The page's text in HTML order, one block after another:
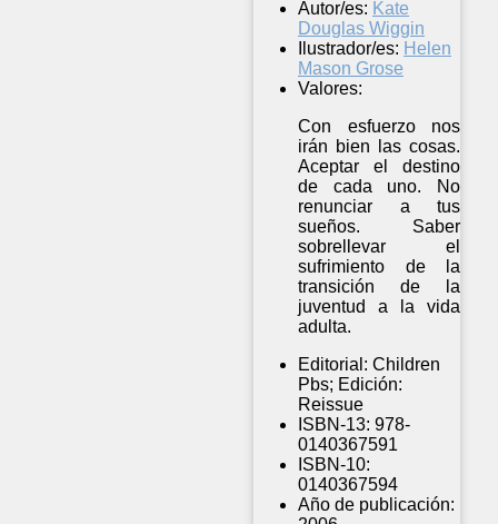
Autor/es: Kate
Douglas Wiggin
Ilustrador/es: Helen
Mason Grose
Valores:
Con esfuerzo nos
irán bien las cosas.
Aceptar el destino
de cada uno. No
renunciar a tus
sueños. Saber
sobrellevar el
sufrimiento de la
transición de la
juventud a la vida
adulta.
Editorial: Children
Pbs; Edición:
Reissue
ISBN-13: 978-
0140367591
ISBN-10:
0140367594
Año de publicación: